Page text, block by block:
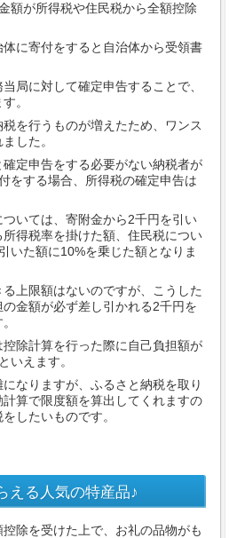
額が所得税や住民税から全額控除
に寄付をすると自治体から受領書
局に対して確定申告することで、
。
を行うものが増えたため、ワンス
した。
定申告をする必要がない納税者が
をする場合、所得税の確定申告は
いては、寄附金から2千円を引い
得税率を掛けた額、住民税につい
いた額に10%を乗じた額となりま
上限額はないのですが、こうした
金額が必ず差し引かれる2千円を
除計算を行った際に自己負担額が
いえます。
なりますが、ふるさと納税を取り
算で限度額を算出してくれますの
したいものです。
える人気の特産品♪
除を受けた上で、お礼の品物がも